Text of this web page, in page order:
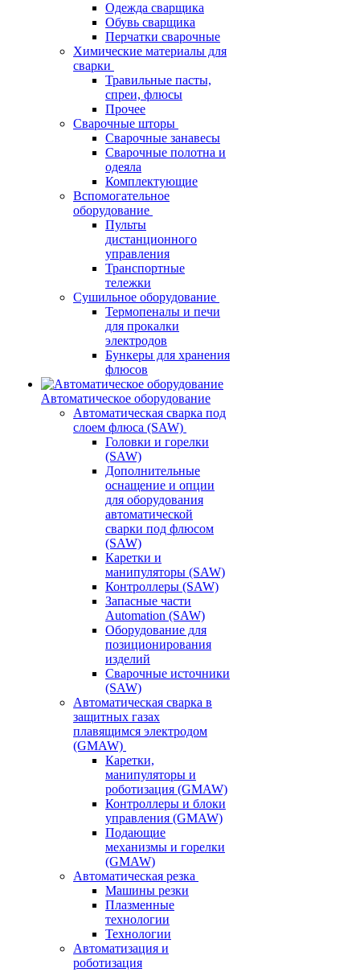
Одежда сварщика
Обувь сварщика
Перчатки сварочные
Химические материалы для
сварки
Травильные пасты,
спреи, флюсы
Прочее
Сварочные шторы
Сварочные занавесы
Сварочные полотна и
одеяла
Комплектующие
Вспомогательное
оборудование
Пульты
дистанционного
управления
Транспортные
тележки
Сушильное оборудование
Термопеналы и печи
для прокалки
электродов
Бункеры для хранения
флюсов
Автоматическое оборудование
Автоматическая сварка под
слоем флюса (SAW)
Головки и горелки
(SAW)
Дополнительные
оснащение и опции
для оборудования
автоматической
сварки под флюсом
(SAW)
Каретки и
манипуляторы (SAW)
Контроллеры (SAW)
Запасные части
Automation (SAW)
Оборудование для
позиционирования
изделий
Сварочные источники
(SAW)
Автоматическая сварка в
защитных газах
плавящимся электродом
(GMAW)
Каретки,
манипуляторы и
роботизация (GMAW)
Контроллеры и блоки
управления (GMAW)
Подающие
механизмы и горелки
(GMAW)
Автоматическая резка
Машины резки
Плазменные
технологии
Технологии
Автоматизация и
роботизация